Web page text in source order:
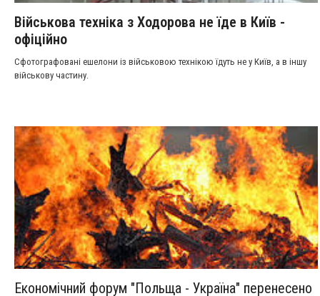
Військова техніка з Ходорова не їде в Київ -
офіційно
Сфотографовані ешелони із військовою технікою їдуть не у Київ, а в іншу
військову частину.
Економічний форум "Польща - Україна" перенесено